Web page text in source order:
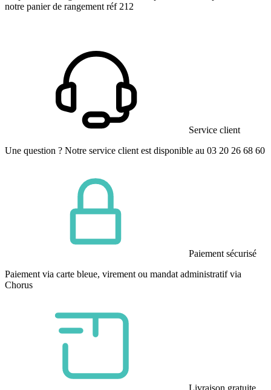
notre panier de rangement réf 212
Service client
Une question ? Notre service client est disponible au 03 20 26 68 60
Paiement sécurisé
Paiement via carte bleue, virement ou mandat administratif via
Chorus